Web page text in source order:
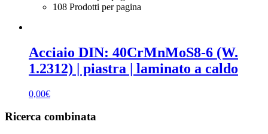
108 Prodotti per pagina
Acciaio DIN: 40CrMnMoS8-6 (W.
1.2312) | piastra | laminato a caldo
0,00€
Ricerca combinata